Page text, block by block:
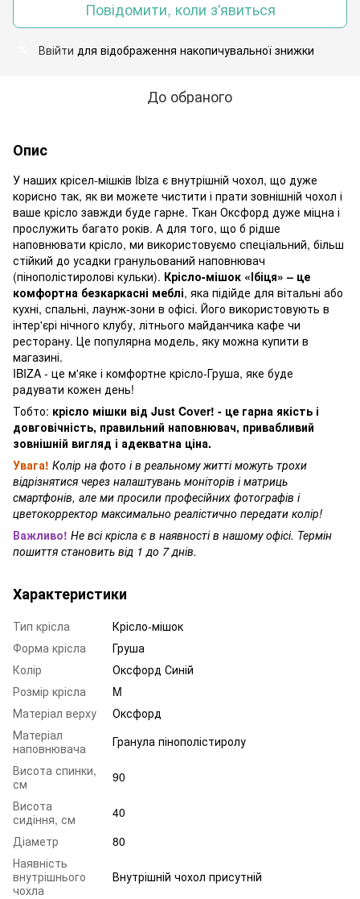
Повідомити, коли з'явиться
Ввійти для відображення накопичувальної знижки
До обраного
Опис
У наших крісел-мішків Ibiza є внутрішній чохол, що дуже
корисно так, як ви можете чистити і прати зовнішній чохол і
ваше крісло завжди буде гарне. Ткан Оксфорд дуже міцна і
прослужить багато років. А для того, що б рідше
наповнювати крісло, ми використовуємо спеціальний, більш
стійкий до усадки гранульований наповнювач
(пінополістиролові кульки). Крісло-мішок «Ібіця» – це
комфортна безкаркасні меблі, яка підійде для вітальні або
кухні, спальні, лаунж-зони в офісі. Його використовують в
інтер'єрі нічного клубу, літнього майданчика кафе чи
ресторану. Це популярна модель, яку можна купити в
магазині.
IBIZA - це м'яке і комфортне крісло-Груша, яке буде
радувати кожен день!
Тобто: крісло мішки від Just Cover! - це гарна якість і
довговічність, правильний наповнювач, привабливий
зовнішній вигляд і адекватна ціна.
Увага! Колір на фото і в реальному житті можуть трохи
відрізнятися через налаштувань моніторів і матриць
смартфонів, але ми просили професійних фотографів і
цветокорректор максимально реалістично передати колір!
Важливо! Не всі крісла є в наявності в нашому офісі. Термін
пошиття становить від 1 до 7 днів.
Характеристики
Тип крісла
Крісло-мішок
Форма крісла
Груша
Колір
Оксфорд Синій
Розмір крісла
M
Матеріал верху
Оксфорд
Матеріал
наповнювача
Гранула пінополістиролу
Висота спинки,
см
90
Висота
сидіння, см
40
Діаметр
80
Наявність
внутрішнього
чохла
Внутрішній чохол присутній